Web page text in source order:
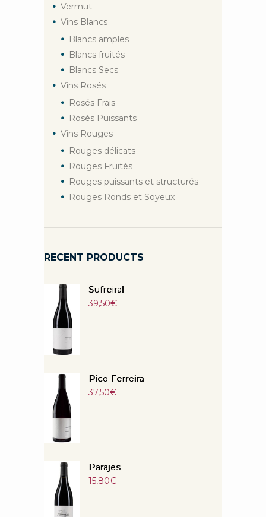
Vermut
Vins Blancs
Blancs amples
Blancs fruités
Blancs Secs
Vins Rosés
Rosés Frais
Rosés Puissants
Vins Rouges
Rouges délicats
Rouges Fruités
Rouges puissants et structurés
Rouges Ronds et Soyeux
RECENT PRODUCTS
Sufreiral
39,50€
Pico Ferreira
37,50€
Parajes
15,80€